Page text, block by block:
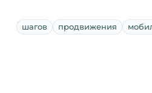
шагов продвижения